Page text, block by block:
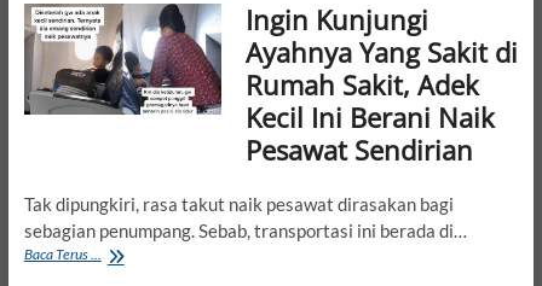
Perempuan
dan
Kalau
Sudah
20
Tahun
Ingin Kunjungi
Ayahnya Yang Sakit di
Rumah Sakit, Adek
Kecil Ini Berani Naik
Pesawat Sendirian
Tak dipungkiri, rasa takut naik pesawat dirasakan bagi
sebagian penumpang. Sebab, transportasi ini berada di…
Baca Terus ... Ingin